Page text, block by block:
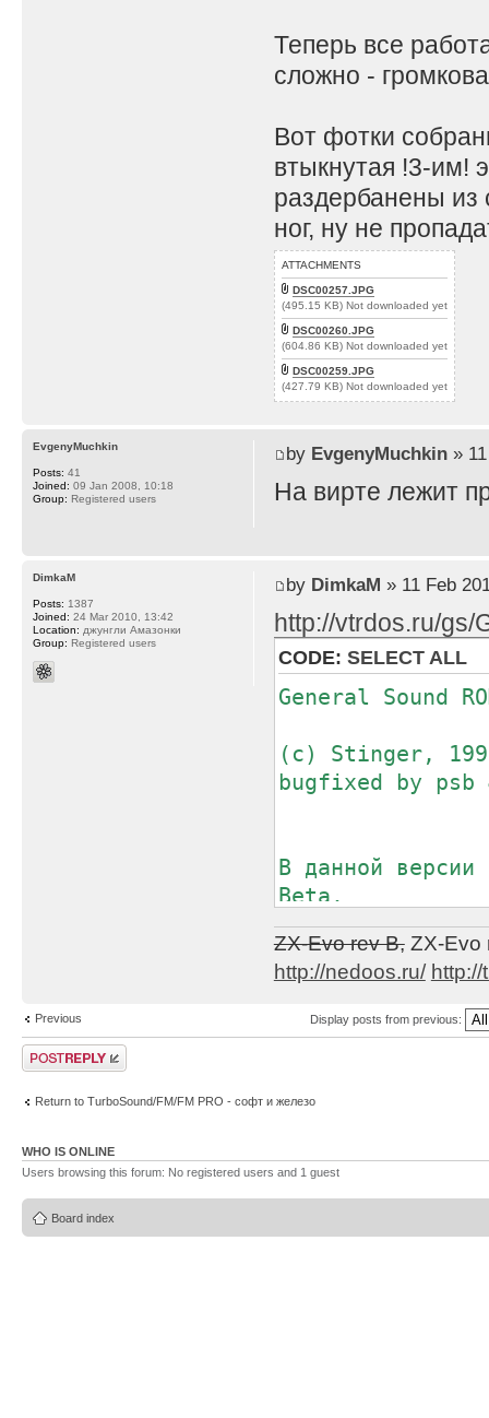
Теперь все
сложно -
Вот фотки
втыкнутая !3-им!
раздербанены из
ног, ну не
ATTACHMENTS
DSC00257.JPG
(495.15 KB) Not downloaded yet
DSC00260.JPG
(604.86 KB) Not downloaded yet
DSC00259.JPG
(427.79 KB) Not downloaded yet
by EvgenyMuchkin» 11
На вирте лежит
EvgenyMuchkin
Posts: 41
Joined: 09 Jan 2008, 10:18
Group: Registered users
by DimkaM » 11 Feb
http://vtrdos.ru/gs/
CODE: SELECT ALL
General Sound
(с) Stinger,
bugfixed by psb
В данной версии
Beta.
1. Глюк с
её скорость
задержка
позицию,
ZX-Evo rev B,ZX-Evo
http://nedoos.ru/
DimkaM
Posts: 1387
Joined: 24 Mar 2010, 13:42
Location: джунгли Амазонки
Group: Registered users
Previous Display posts from previous:
Post a reply
Return to TurboSound/FM/FM PRO - софт и железо
WHO IS ONLINE
Users browsing this forum: No registered users and 1 guest
Board index